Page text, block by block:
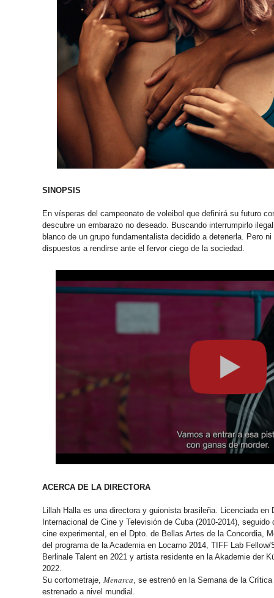
SINOPSIS
En vísperas del campeonato de voleibol que definirá su futuro
descubre un embarazo no deseado. Buscando interrumpirlo
blanco de un grupo fundamentalista decidido a detenerla. Pero
dispuestos a rendirse ante el fervor ciego de la sociedad.
ACERCA DE LA DIRECTORA
Lillah Halla es una directora y guionista brasileña. Licenciada
Internacional de Cine y Televisión de Cuba (2010-2014),
cine experimental, en el Dpto. de Bellas Artes de la Concordia,
del programa de la Academia en Locarno 2014, TIFF Lab
Berlinale Talent en 2021 y artista residente en la Akademie der
2022.
Su cortometraje, Menarca, se estrenó en la Semana de la
estrenado a nivel mundial.